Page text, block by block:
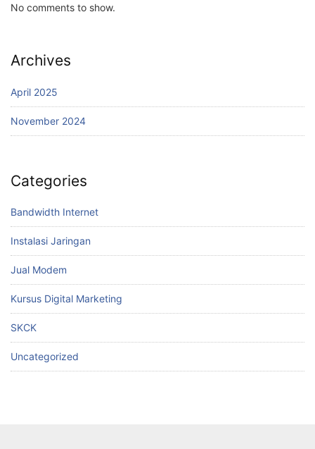
No comments to show.
Archives
April 2025
November 2024
Categories
Bandwidth Internet
Instalasi Jaringan
Jual Modem
Kursus Digital Marketing
SKCK
Uncategorized